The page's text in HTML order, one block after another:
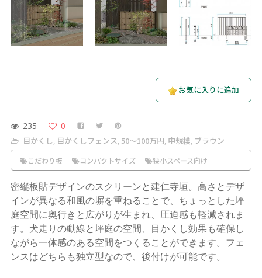
お気に入りに追加
235
0
目かくし, 目かくしフェンス, 50〜100万円, 中規模, ブラウン
こだわり板 コンパクトサイズ 狭小スペース向け
密縦板貼デザインのスクリーンと建仁寺垣。高さとデザ
インが異なる和風の塀を重ねることで、ちょっとした坪
庭空間に奥行きと広がりが生まれ、圧迫感も軽減されま
す。犬走りの動線と坪庭の空間、目かくし効果も確保し
ながら一体感のある空間をつくることができます。フェ
ンスはどちらも独立型なので、後付けが可能です。